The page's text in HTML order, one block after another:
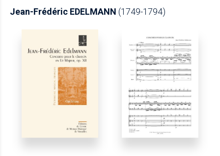
Jean-Frédéric EDELMANN (1749-1794)